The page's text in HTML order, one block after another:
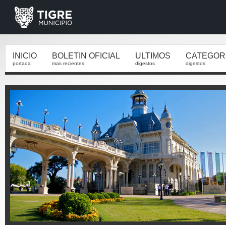
INICIO
portada
BOLETIN OFICIAL
mas recientes
ULTIMOS
digestos digestos